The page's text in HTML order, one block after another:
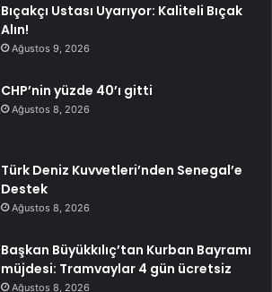
Bıçakçı Ustası Uyarıyor: Kaliteli Bıçak
Alın!
Ağustos 9, 2026
CHP’nin yüzde 40’ı gitti
Ağustos 8, 2026
Türk Deniz Kuvvetleri’nden Senegal’e
Destek
Ağustos 8, 2026
Başkan Büyükkılıç’tan Kurban Bayramı
müjdesi: Tramvaylar 4 gün ücretsiz
Ağustos 8, 2026